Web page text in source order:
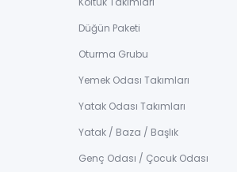
Düğün Paketi
Oturma Grubu
Yemek Odası Takımları
Yatak Odası Takımları
Yatak / Baza / Başlık
Genç Odası / Çocuk Odası